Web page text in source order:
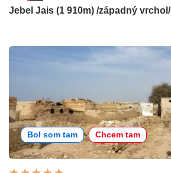
Jebel Jais (1 910m) /západný vrchol/
Bol som tam Chcem tam